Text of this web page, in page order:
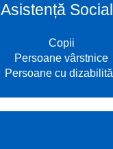
Asistență
Copii
Persoane vârstnice
Persoane cu